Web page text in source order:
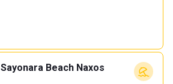
Sayonara Beach Naxos